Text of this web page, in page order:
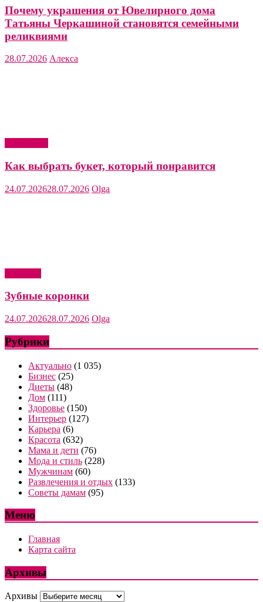
Почему украшения от Ювелирного дома
Татьяны Черкашиной становятся семейными
реликвиями
28.07.2026 Алекса
Как выбрать букет, который понравится
24.07.202628.07.2026 Olga
Зубные коронки
24.07.202628.07.2026 Olga
Рубрики
Актуально (1 035)
Бизнес (25)
Диеты (48)
Дом (111)
Здоровье (150)
Интерьер (127)
Карьера (6)
Красота (632)
Мама и дети (76)
Мода и стиль (228)
Мужчинам (60)
Развлечения и отдых (133)
Советы дамам (95)
Меню
Главная
Карта сайта
Архивы
Архивы